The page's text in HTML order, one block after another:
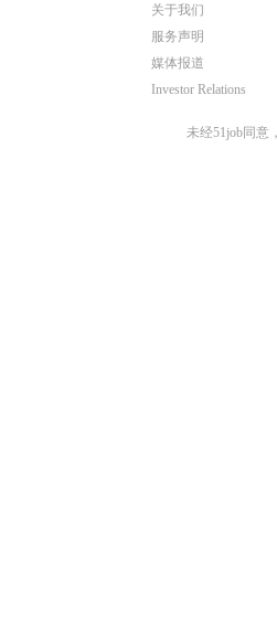
关于我们
服务声明
媒体报道
Investor Relations
未经51job同意